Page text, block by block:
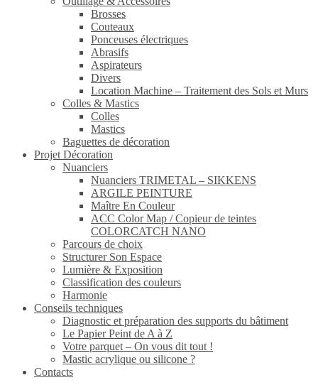
Brosses
Couteaux
Ponceuses électriques
Abrasifs
Aspirateurs
Divers
Location Machine – Traitement des Sols et Murs
Colles & Mastics
Colles
Mastics
Baguettes de décoration
Projet Décoration
Nuanciers
Nuanciers TRIMETAL – SIKKENS
ARGILE PEINTURE
Maître En Couleur
ACC Color Map / Copieur de teintes
COLORCATCH NANO
Parcours de choix
Structurer Son Espace
Lumière & Exposition
Classification des couleurs
Harmonie
Conseils techniques
Diagnostic et préparation des supports du bâtiment
Le Papier Peint de A à Z
Votre parquet – On vous dit tout !
Mastic acrylique ou silicone ?
Contacts